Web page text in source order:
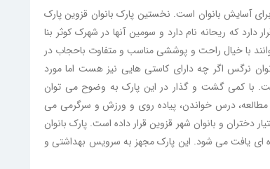
آسایش بانوان است. نخستین پارک بانوان قزوین پارک
که ریحانه نام دارد و سومین آنها در شهرک کوثر بنا
با خیال راحت و پوششی مناسب و متفاوت باحجاب در
نرگس اگر چه دارای کاستی هایی نیز هست اما مورد
با کمی گشت و گذار در این پارک به وضوح می توان
درس خواندن، پیاده روی و ورزش و سرگرمی می
دختران و بانوان شهر قزوین قرار داده است. پارک بانوان
ای یافت می شود. این پارک مجهز به سرویس بهداشتی و